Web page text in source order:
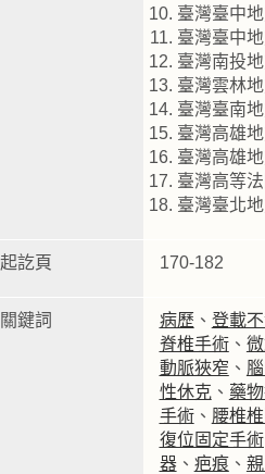
臺灣臺中
臺灣臺中
臺灣南投
臺灣雲林
臺灣臺南
臺灣高雄
臺灣高雄
臺灣高等
臺灣臺北
起訖頁 170-182
關鍵詞 病歷 、 登載
脊椎手術、
動脈狹窄 、
性休克、 藥
手術、 腰椎
復位固定手術
器、 疤痕、